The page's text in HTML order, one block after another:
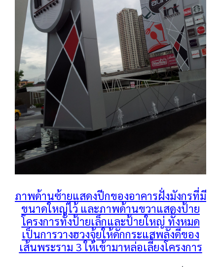
ภาพด้านซ้ายแสดงปีกของอาคารฝั่งมังกรที่มี
ขนาดใหญ่ไว้ และภาพด้านขวาแสดงป้าย
โครงการทั้งป้ายเล็กและป้ายใหญ่ ทั้งหมด
เป็นการวางฮวงจุ้ยให้ดักกระแสพลังดีของ
เส้นพระราม 3 ให้เข้ามาหล่อเลี้ยงโครงการ